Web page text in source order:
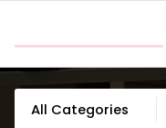
content